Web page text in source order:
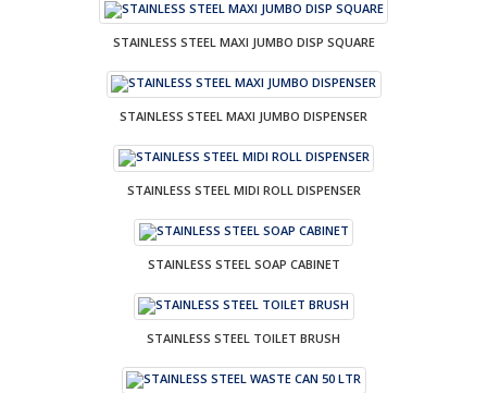
STAINLESS STEEL MAXI JUMBO DISP SQUARE
STAINLESS STEEL MAXI JUMBO DISPENSER
STAINLESS STEEL MIDI ROLL DISPENSER
STAINLESS STEEL SOAP CABINET
STAINLESS STEEL TOILET BRUSH